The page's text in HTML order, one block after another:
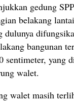
gedung
belakang
dulunya
bangunan
sentimeter, yang
walet.
walet masih